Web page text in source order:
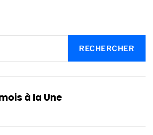
RECHERCHER
à la Une